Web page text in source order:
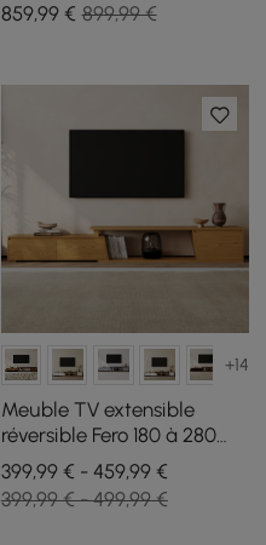
859,99€ 899,99 €
+14
Meuble TV extensible
réversible Fero 180 à 280
cm avec 3 tiroirs
399,99 € - 459,99 €
399,99 € - 499,99 €